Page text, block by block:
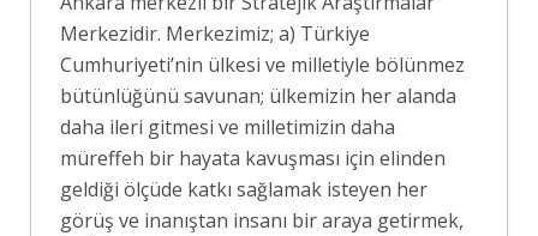
Merkezidir. Merkezimiz; a) Türkiye
Cumhuriyeti’nin ülkesi ve milletiyle bölünmez
bütünlüğünü savunan; ülkemizin her alanda
daha ileri gitmesi ve milletimizin daha
müreffeh bir hayata kavuşması için elinden
geldiği ölçüde katkı sağlamak isteyen her
görüş ve inanıştan insanı bir araya getirmek,